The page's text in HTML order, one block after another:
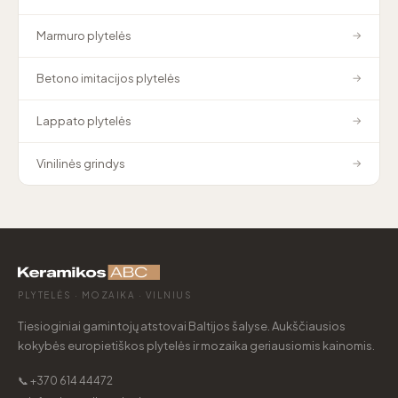
Marmuro plytelės →
Betono imitacijos plytelės →
Lappato plytelės →
Vinilinės grindys →
PLYTELĖS · MOZAIKA · VILNIUS
Tiesioginiai gamintojų atstovai Baltijos šalyse. Aukščiausios
kokybės europietiškos plytelės ir mozaika geriausiomis kainomis.
📞 +370 614 44472